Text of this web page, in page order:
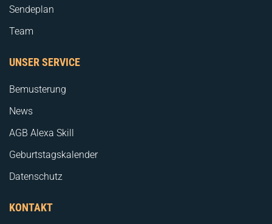
Sendeplan
Team
UNSER SERVICE
Bemusterung
News
AGB Alexa Skill
Geburtstagskalender
Datenschutz
KONTAKT